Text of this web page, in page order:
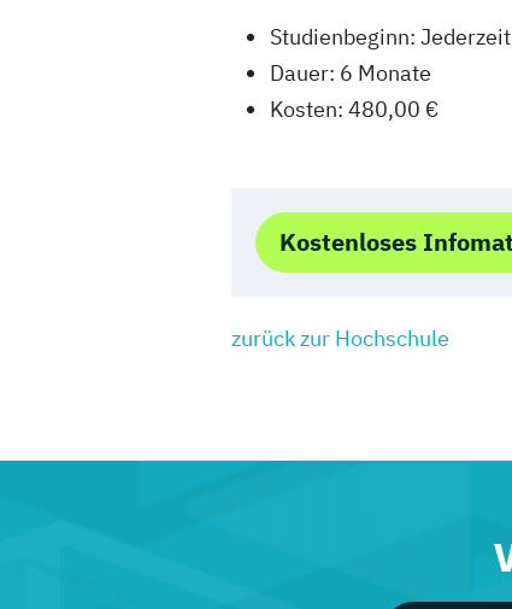
Studienbeginn:
Dauer: 6 Monate
Kosten: 480,00 €
Kostenloses
zurück zur Hochschule